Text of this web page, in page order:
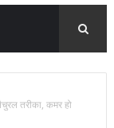
तरीका, कमर हो